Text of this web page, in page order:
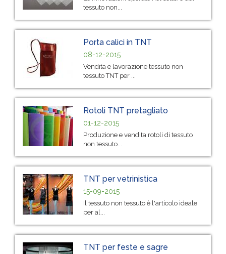
tessuto non...
Porta calici in TNT
08-12-2015
Vendita e lavorazione tessuto non
tessuto TNT per ...
Rotoli TNT pretagliato
01-12-2015
Produzione e vendita rotoli di tessuto
non tessuto...
TNT per vetrinistica
15-09-2015
Il tessuto non tessuto è l'articolo ideale
per al...
TNT per feste e sagre